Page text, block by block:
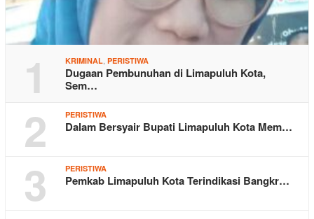
1 KRIMINAL PERISTIWA
Dugaan Pembunuhan di Limapuluh Kota,
Sem…
2 PERISTIWA
Dalam Bersyair Bupati Limapuluh Kota Mem…
3 PERISTIWA
Pemkab Limapuluh Kota Terindikasi Bangkr…